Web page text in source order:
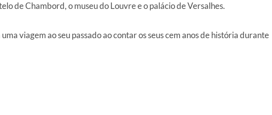
de Chambord, o museu do Louvre e o palácio de Versalhes.
viagem ao seu passado ao contar os seus cem anos de história durante